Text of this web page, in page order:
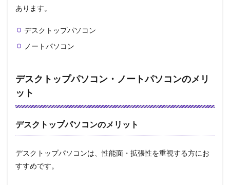
あります。
デスクトップパソコン
ノートパソコン
デスクトップパソコン・ノートパソコンのメリ
ット
デスクトップパソコンのメリット
デスクトップパソコンは、性能面・拡張性を重視する方にお
すすめです。